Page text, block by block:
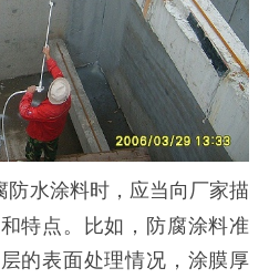
防水涂料时，应当向厂家描
特点。比如，防腐涂料准
的表面处理情况，涂膜厚